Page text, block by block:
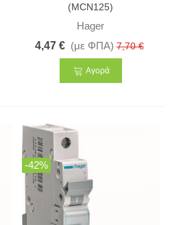
(MCN125)
Hager
4,47 € (με ΦΠΑ) 7,70 €
Αγορά
-42%